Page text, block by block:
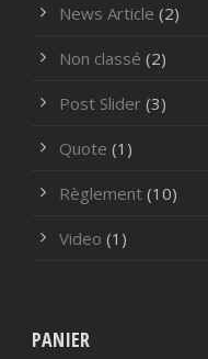
News Article (2)
Non classé (2)
Post Slider (3)
Quote (1)
Règlement (10)
Video (1)
PANIER